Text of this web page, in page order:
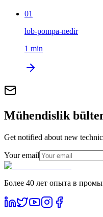
01
lob-pompa-nedir
1 min
Mühendislik
Get notified about new
Your email
Более 40 лет опыта в